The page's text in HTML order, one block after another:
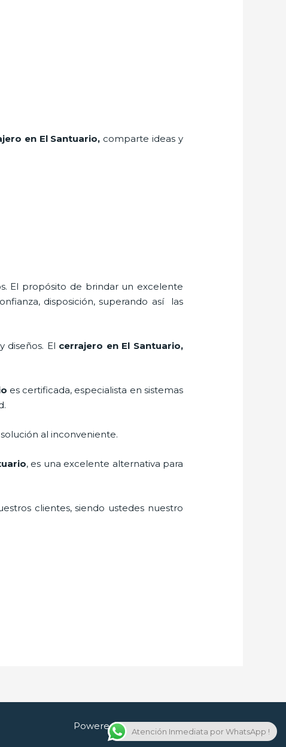
en El Santuario, comparte ideas y
El propósito de brindar un excelente
disposición, superando así las
diseños. El cerrajero en El Santuario,
es certificada, especialista en sistemas
al inconveniente.
, es una excelente alternativa para
clientes, siendo ustedes nuestro
Powered by Cerrajero en Guadalajara
Atención Inmediata por WhatsApp !